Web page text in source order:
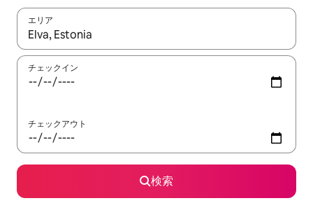
エリア
検索結果が表示されたら、上下の矢印キーを使って移動するか
チェックイン
チェックアウト
検索